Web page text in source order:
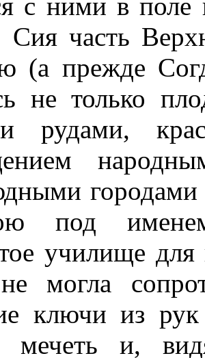
с ними в
Сия часть
(а прежде
не только
рудами,
под
училище
могла
ключи из
мечеть и,